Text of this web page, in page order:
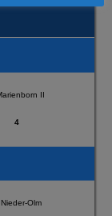
II
4
Olm